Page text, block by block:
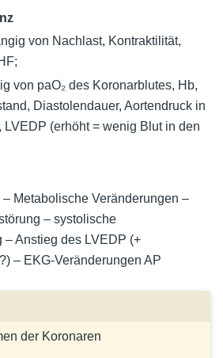
von Nachlast, Kontraktilität,
von paO₂ des Koronarblutes, Hb,
Diastolendauer, Aortendruck in
LVEDP (erhöht = wenig Blut in den
Metabolische Veränderungen –
– systolische
– Anstieg des LVEDP (+
– EKG-Veränderungen AP
der Koronaren